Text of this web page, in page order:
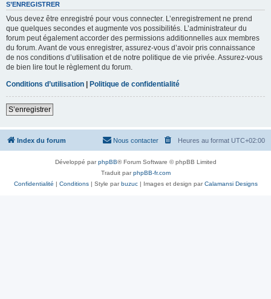
S’ENREGISTRER
Vous devez être enregistré pour vous connecter. L’enregistrement ne prend
que quelques secondes et augmente vos possibilités. L’administrateur du
forum peut également accorder des permissions additionnelles aux membres
du forum. Avant de vous enregistrer, assurez-vous d’avoir pris connaissance
de nos conditions d’utilisation et de notre politique de vie privée. Assurez-vous
de bien lire tout le règlement du forum.
Conditions d’utilisation | Politique de confidentialité
S’enregistrer
Index du forum Heures au format UTC+02:00
Nous contacter
Développé parphpBB® Forum Software © phpBB Limited
Traduit parphpBB-fr.com
Confidentialité | Conditions| Style parbuzuc| Images et design parCalamansi Designs